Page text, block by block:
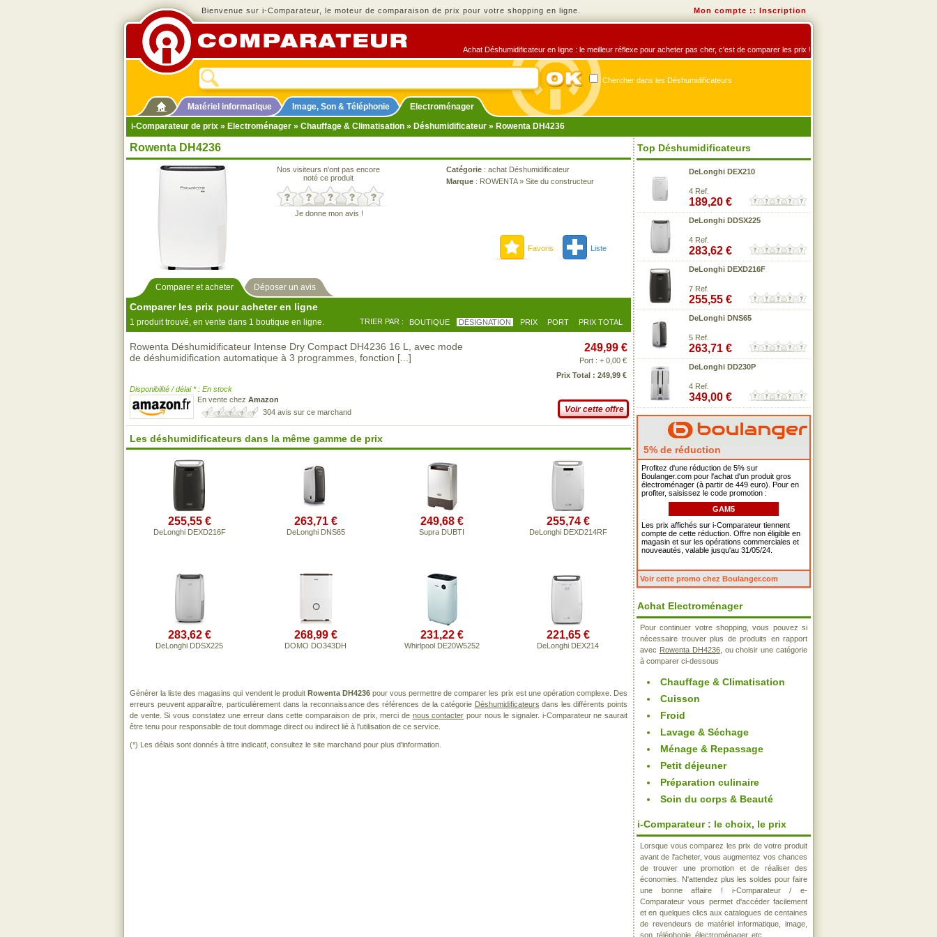
Bienvenue sur i-Comparateur, le moteur de comparaison de prix pour votre shopping en ligne. Mon compte :: Inscription
Achat Déshumidificateur en ligne : le meilleur réflexe pour acheter pas cher, c'est de comparer les prix !
Chercher dans les Déshumidificateurs
Matériel informatique Image, Son & Téléphonie
Electroménager
i-Comparateur de prix » Electroménager » Chauffage & Climatisation » Déshumidificateur » Rowenta DH4236
Rowenta DH4236
Nos visiteurs n'ont pas encore
noté ce produit
Je donne mon avis !
Catégorie : achat Déshumidificateur
Marque : ROWENTA» Site du constructeur
Favoris Liste
Comparer et acheter Déposer un avis
Comparer les prix pour acheter en ligne
1 produit trouvé, en vente dans 1 boutique en ligne. TRIER PAR : BOUTIQUE DÉSIGNATION PRIX PORT PRIX TOTAL
Rowenta Déshumidificateur Intense Dry Compact DH4236 16 L, avec mode
de déshumidification automatique à 3 programmes, fonction [...]
Disponibilité / délai * : En stock
En vente chez Amazon
304 avis sur ce marchand
249,99 €
Port : + 0,00 €
Prix Total : 249,99 €
Voir cette offre
Les déshumidificateurs dans la même gamme de prix
255,55 €
DeLonghi DEXD216F
263,71 €
DeLonghi DNS65
249,68 €
Supra DUBTI
255,74 €
DeLonghi DEXD214RF
283,62 €
DeLonghi DDSX225
268,99 €
DOMO DO343DH
231,22 €
Whirlpool DE20W5252
221,65 €
DeLonghi DEX214
Générer la liste des magasins qui vendent le produit Rowenta DH4236pour vous permettre de comparer les prix est une opération complexe. Des
erreurs peuvent apparaître, particulièrement dans la reconnaissance des références de la catégorie Déshumidificateurs dans les différents points
de vente. Si vous constatez une erreur dans cette comparaison de prix, merci de nous contacter pour nous le signaler. i-Comparateur ne saurait
être tenu pour responsable de tout dommage direct ou indirect lié à l'utilisation de ce service.
(*) Les délais sont donnés à titre indicatif, consultez le site marchand pour plus d'information.
Top Déshumidificateurs
DeLonghi DEX210
4 Ref.
189,20 €
DeLonghi DDSX225
4 Ref.
283,62 €
DeLonghi DEXD216F
7 Ref.
255,55 €
DeLonghi DNS65
5 Ref.
263,71 €
DeLonghi DD230P
4 Ref.
349,00 €
5% de réduction
Profitez d'une réduction de 5% sur
Boulanger.com pour l'achat d'un produit gros
électroménager (à partir de 449 euro). Pour en
profiter, saisissez le code promotion :
GAM5
Les prix affichés sur i-Comparateur tiennent
compte de cette réduction. Offre non éligible en
magasin et sur les opérations commerciales et
nouveautés, valable jusqu'au 31/05/24.
Voir cette promo chez Boulanger.com
Achat Electroménager
Pour continuer votre shopping, vous pouvez si
nécessaire trouver plus de produits en rapport
avec Rowenta DH4236, ou choisir une catégorie
à comparer ci-dessous
Chauffage & Climatisation
Cuisson
Froid
Lavage & Séchage
Ménage & Repassage
Petit déjeuner
Préparation culinaire
Soin du corps & Beauté
i-Comparateur : le choix, le prix
Lorsque vous comparez les prix de votre produit
avant de l'acheter, vous augmentez vos chances
de trouver une promotion et de réaliser des
économies. N'attendez plus les soldes pour faire
une bonne affaire ! i-Comparateur / e-
Comparateur vous permet d'accéder facilement
et en quelques clics aux catalogues de centaines
de revendeurs de matériel informatique, image,
son, téléphonie, électroménager, etc..